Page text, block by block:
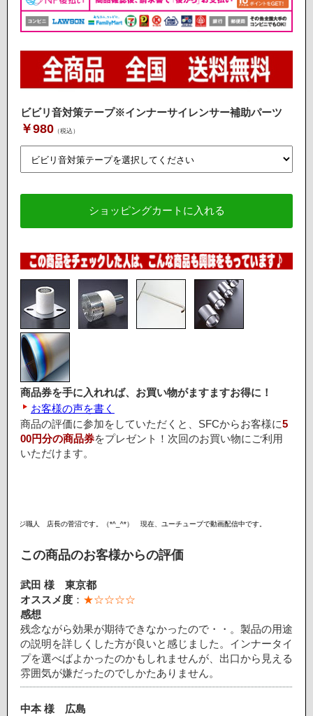
ビビリ音対策テープ※インナーサイレンサー補助パーツ
￥980（税込）
商品券を手に入れれば、お買い物がますますお得に！
お客様の声を書く
商品の評価に参加をしていただくと、SFCからお客様に5
00円分の商品券をプレゼント！次回のお買い物にご利用
いただけます。
店長の菅沼です。（*^_^*） 現在、ユーチューブで動画配信中です。
この商品のお客様からの評価
武田 様
東京都
オススメ度： ★☆☆☆☆
感想
残念ながら効果が期待できなかったので・・。製品の用途
の説明を詳しくした方が良いと感じました。インナータイ
プを選べばよかったのかもしれませんが、出口から見える
雰囲気が嫌だったのでしかたありません。
中本 様
広島